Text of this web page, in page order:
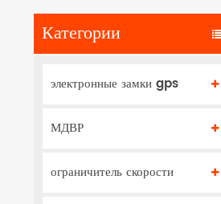
Категории
электронные замки gps
МДВР
ограничитель скорости